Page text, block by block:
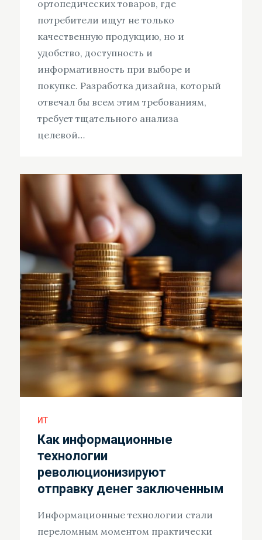
ортопедических товаров, где
потребители ищут не только
качественную продукцию, но и
удобство, доступность и
информативность при выборе и
покупке. Разработка дизайна, который
отвечал бы всем этим требованиям,
требует тщательного анализа
целевой…
ИТ
Как информационные
технологии
революционизируют
отправку денег заключенным
Информационные технологии стали
переломным моментом практически